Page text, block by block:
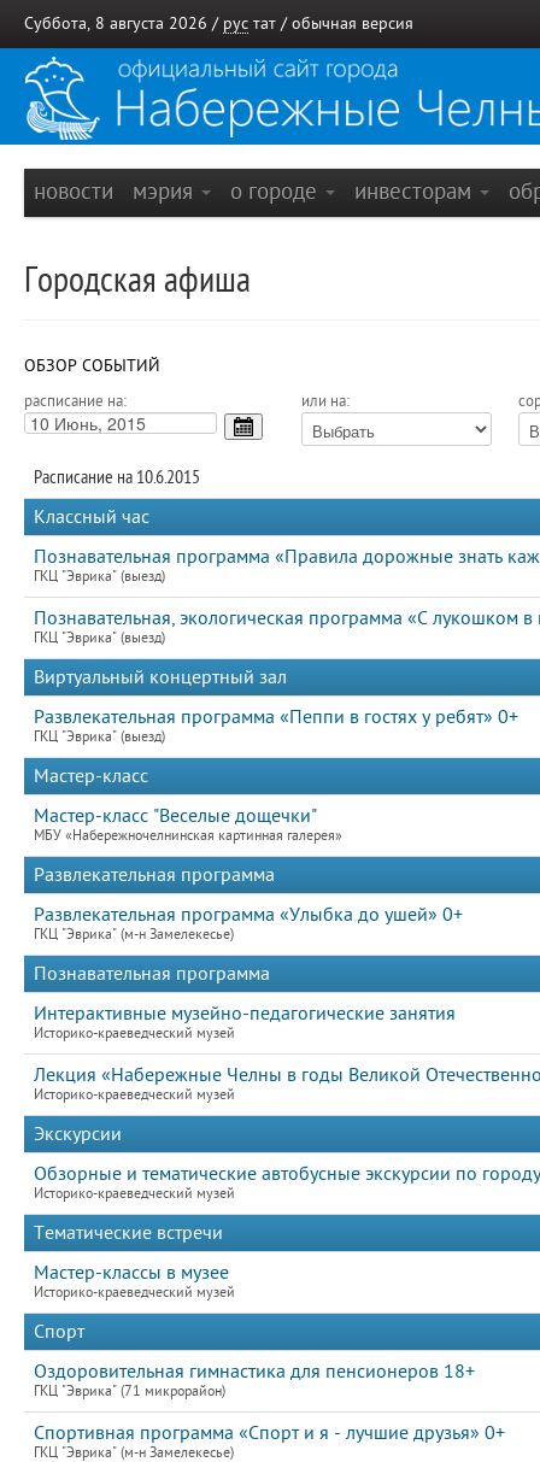
Суббота, 8 августа 2026 / рус тат / обычная версия
новости мэрия о городе инвесторам
Городская афиша
ОБЗОР СОБЫТИЙ
расписание на: или на:
Расписание на 10.6.2015
Классный час
Познавательная программа «Правила дорожные знать
ГКЦ "Эврика" (выезд)
Познавательная, экологическая программа «С лукошком в
ГКЦ "Эврика" (выезд)
Виртуальный концертный зал
Развлекательная программа «Пеппи в гостях у ребят» 0+
ГКЦ "Эврика" (выезд)
Мастер-класс
Мастер-класс "Веселые дощечки"
МБУ «Набережночелнинская картинная галерея»
Развлекательная программа
Развлекательная программа «Улыбка до ушей» 0+
ГКЦ "Эврика" (м-н Замелекесье)
Познавательная программа
Интерактивные музейно-педагогические занятия
Историко-краеведческий музей
Лекция «Набережные Челны в годы Великой
Историко-краеведческий музей
Экскурсии
Обзорные и тематические автобусные экскурсии по городу
Историко-краеведческий музей
Тематические встречи
Мастер-классы в музее
Историко-краеведческий музей
Спорт
Оздоровительная гимнастика для пенсионеров 18+
ГКЦ "Эврика" (71 микрорайон)
Спортивная программа «Спорт и я - лучшие друзья» 0+
ГКЦ "Эврика" (м-н Замелекесье)